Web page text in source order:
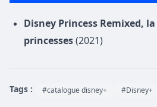
Disney Princess Remixed,
princesses (2021)
Tags : #catalogue disney+ #Disney+